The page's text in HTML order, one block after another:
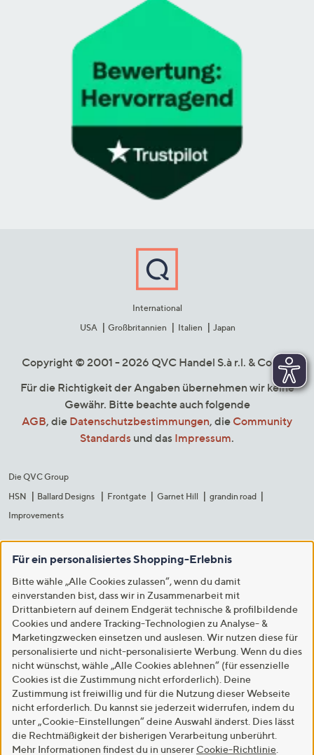
International
USA
Großbritannien Italien Japan
Copyright © 2001 - 2026 QVC Handel S.à r.l. & Co. KG
Für die Richtigkeit der Angaben übernehmen wir keine
Gewähr. Bitte beachte auch folgende
AGB, die Datenschutzbestimmungen, die Community
Standards und das Impressum.
Die QVC Group
HSN
Ballard Designs Frontgate Garnet Hill
grandin road
Improvements
Für ein personalisiertes Shopping-Erlebnis
Bitte wähle „Alle Cookies zulassen“, wenn du damit
einverstanden bist, dass wir in Zusammenarbeit mit
Drittanbietern auf deinem Endgerät technische & profilbildende
Cookies und andere Tracking-Technologien zu Analyse- &
Marketingzwecken einsetzen und auslesen. Wir nutzen diese für
personalisierte und nicht-personalisierte Werbung. Wenn du dies
nicht wünschst, wähle „Alle Cookies ablehnen“ (für essenzielle
Cookies ist die Zustimmung nicht erforderlich). Deine
Zustimmung ist freiwillig und für die Nutzung dieser Webseite
nicht erforderlich. Du kannst sie jederzeit widerrufen, indem du
unter „Cookie-Einstellungen“ deine Auswahl änderst. Dies lässt
die Rechtmäßigkeit der bisherigen Verarbeitung unberührt.
Mehr Informationen findest du in unserer Cookie-Richtlinie